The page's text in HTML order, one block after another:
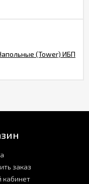
(Tower) ИБП
заказ
кабинет